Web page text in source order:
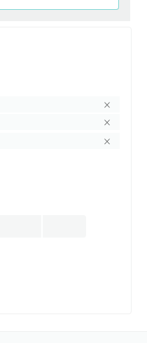
×
×
×